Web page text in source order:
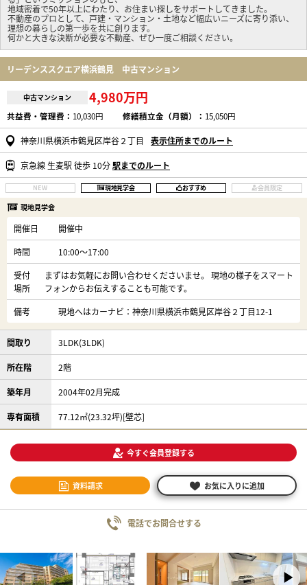
地域密着で50年以上にわたり、お住まい探しをサポートしてきました。
不動産のプロとして、戸建・マンション・土地など幅広いニーズに寄り添い、
理想の暮らしの第一歩を共に創ります。
何かと大きな決断が必要な不動産、ぜひ一度ご相談ください。
リーデンススクエア横浜鶴見 中古マンション
中古マンション 4,980万円
共益費・管理費： 10,030円 修繕積立金（月額）： 15,050円
神奈川県横浜市鶴見区岸谷２丁目 表示住所までのルート
京急線 生麦駅 徒歩 10分駅までのルート
NEW 現地見学会 おすすめ 会員限定
現地見学会
開催日
開催中
時間
10:00〜17:00
受付
場所
まずはお気軽にお問い合わせくださいませ。 現地の様子をスマート
フォンからお伝えすることも可能です。
備考
現地へはカーナビ：神奈川県横浜市鶴見区岸谷２丁目12-1
間取り 3LDK(3LDK)
所在階 2階
築年月 2004年02月完成
専有面積 77.12㎡(23.32坪)[壁芯]
今すぐ会員登録する
資料請求 お気に入りに追加
電話でお問合せする